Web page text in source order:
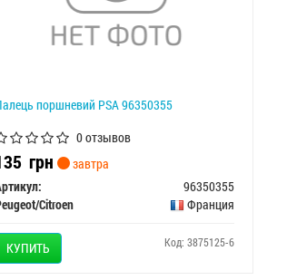
поршневий PSA 96350355
0 отзывов
грн
завтра
96350355
Citroen
Франция
КУПИТЬ Код: 3875125-6